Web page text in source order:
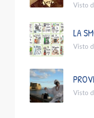
Visto
LA
Visto
Visto